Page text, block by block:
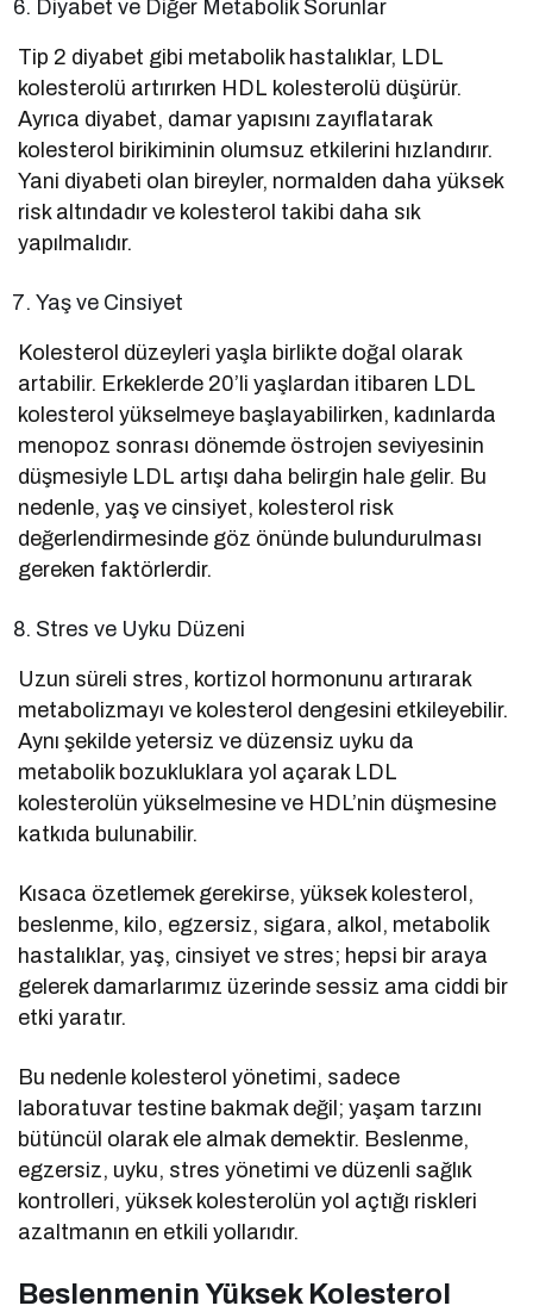
Diyabet ve Diğer Metabolik Sorunlar
Tip 2 diyabet gibi metabolik hastalıklar, LDL
kolesterolü artırırken HDL kolesterolü düşürür.
Ayrıca diyabet, damar yapısını zayıflatarak
kolesterol birikiminin olumsuz etkilerini hızlandırır.
Yani diyabeti olan bireyler, normalden daha yüksek
risk altındadır ve kolesterol takibi daha sık
yapılmalıdır.
Yaş ve Cinsiyet
Kolesterol düzeyleri yaşla birlikte doğal olarak
artabilir. Erkeklerde 20’li yaşlardan itibaren LDL
kolesterol yükselmeye başlayabilirken, kadınlarda
menopoz sonrası dönemde östrojen seviyesinin
düşmesiyle LDL artışı daha belirgin hale gelir. Bu
nedenle, yaş ve cinsiyet, kolesterol risk
değerlendirmesinde göz önünde bulundurulması
gereken faktörlerdir.
Stres ve Uyku Düzeni
Uzun süreli stres, kortizol hormonunu artırarak
metabolizmayı ve kolesterol dengesini etkileyebilir.
Aynı şekilde yetersiz ve düzensiz uyku da
metabolik bozukluklara yol açarak LDL
kolesterolün yükselmesine ve HDL’nin düşmesine
katkıda bulunabilir.
Kısaca özetlemek gerekirse, yüksek kolesterol,
beslenme, kilo, egzersiz, sigara, alkol, metabolik
hastalıklar, yaş, cinsiyet ve stres; hepsi bir araya
gelerek damarlarımız üzerinde sessiz ama ciddi bir
etki yaratır.
Bu nedenle kolesterol yönetimi, sadece
laboratuvar testine bakmak değil; yaşam tarzını
bütüncül olarak ele almak demektir. Beslenme,
egzersiz, uyku, stres yönetimi ve düzenli sağlık
kontrolleri, yüksek kolesterolün yol açtığı riskleri
azaltmanın en etkili yollarıdır.
Beslenmenin Yüksek Kolesterol